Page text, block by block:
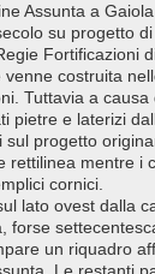
Assunta a
su progetto
Fortificazioni
costruita
Tuttavia a causa
pietre e laterizi
progetto
rettilinea mentre i
cornici.
lato ovest dalla
forse
un riquadro